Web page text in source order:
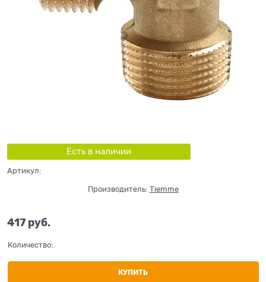
Есть в наличии
Артикул:
Производитель: Tiemme
417 руб.
Количество:
КУПИТЬ